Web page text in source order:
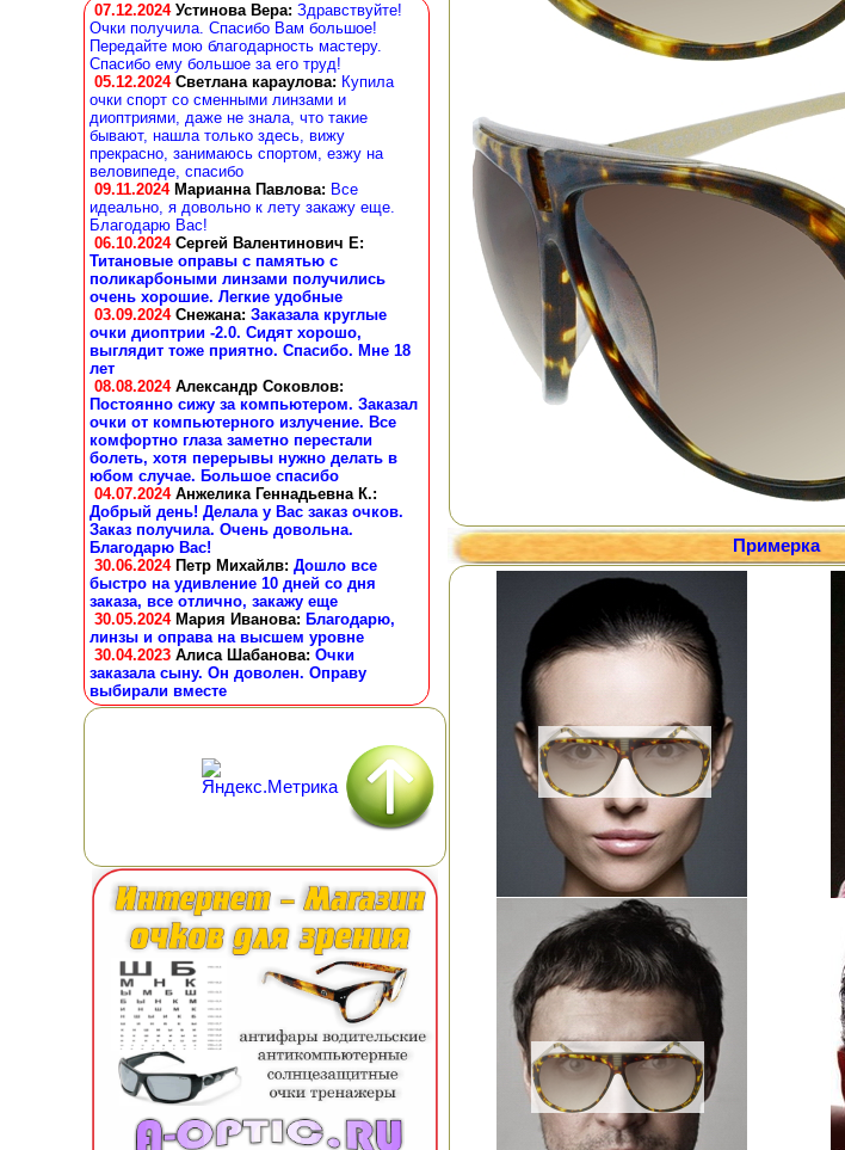
07.12.2024 Устинова Вера: Здравствуйте!
Очки получила. Спасибо Вам большое!
Передайте мою благодарность мастеру.
Спасибо ему большое за его труд!
05.12.2024 Светлана караулова: Купила
очки спорт со сменными линзами и
диоптриями, даже не знала, что такие
бывают, нашла только здесь, вижу
прекрасно, занимаюсь спортом, езжу на
веловипеде, спасибо
09.11.2024 Марианна Павлова: Все
идеально, я довольно к лету закажу еще.
Благодарю Вас!
06.10.2024 Сергей Валентинович Е:
Титановые оправы с памятью с
поликарбоными линзами получились
очень хорошие. Легкие удобные
03.09.2024 Снежана: Заказала круглые
очки диоптрии -2.0. Сидят хорошо,
выглядит тоже приятно. Спасибо. Мне 18
лет
08.08.2024 Александр Соковлов:
Постоянно сижу за компьютером. Заказал
очки от компьютерного излучение. Все
комфортно глаза заметно перестали
болеть, хотя перерывы нужно делать в
юбом случае. Большое спасибо
04.07.2024 Анжелика Геннадьевна К.:
Добрый день! Делала у Вас заказ очков.
Заказ получила. Очень довольна.
Благодарю Вас!
30.06.2024 Петр Михайлв: Дошло все
быстро на удивление 10 дней со дня
заказа, все отлично, закажу еще
30.05.2024 Мария Иванова: Благодарю,
линзы и оправа на высшем уровне
30.04.2023 Алиса Шабанова: Очки
заказала сыну. Он доволен. Оправу
выбирали вместе
Примерка